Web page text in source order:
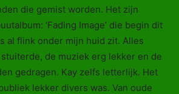
die gemist worden. Het zijn
‘Fading Image’ die begin dit
al flink onder mijn huid zit. Alles
de muziek erg lekker en de
gedragen. Kay zelfs letterlijk. Het
lekker divers was. Van oude